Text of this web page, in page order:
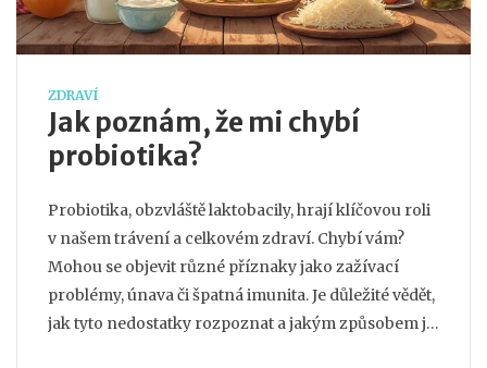
ZDRAVÍ
Jak poznám, že mi chybí
probiotika?
Probiotika, obzvláště laktobacily, hrají klíčovou roli
v našem trávení a celkovém zdraví. Chybí vám?
Mohou se objevit různé příznaky jako zažívací
problémy, únava či špatná imunita. Je důležité vědět,
jak tyto nedostatky rozpoznat a jakým způsobem je